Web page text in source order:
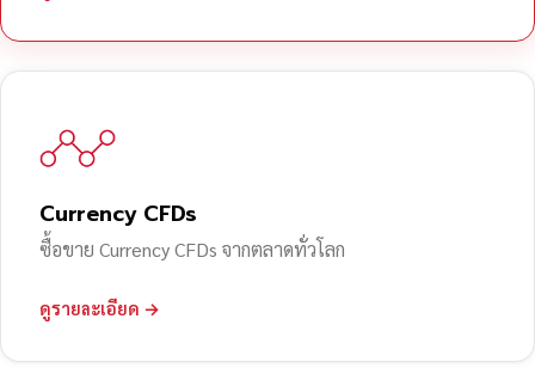
Currency CFDs
ซื้อขาย Currency CFDs จากตลาดทั่วโลก
ดูรายละเอียด →